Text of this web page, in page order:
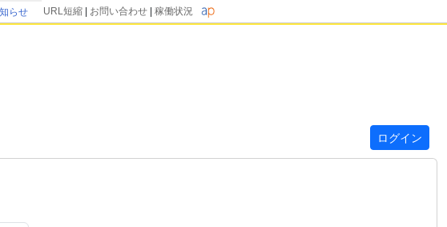
らせ URL短縮 お問い合わせ 稼働状況
ログイン